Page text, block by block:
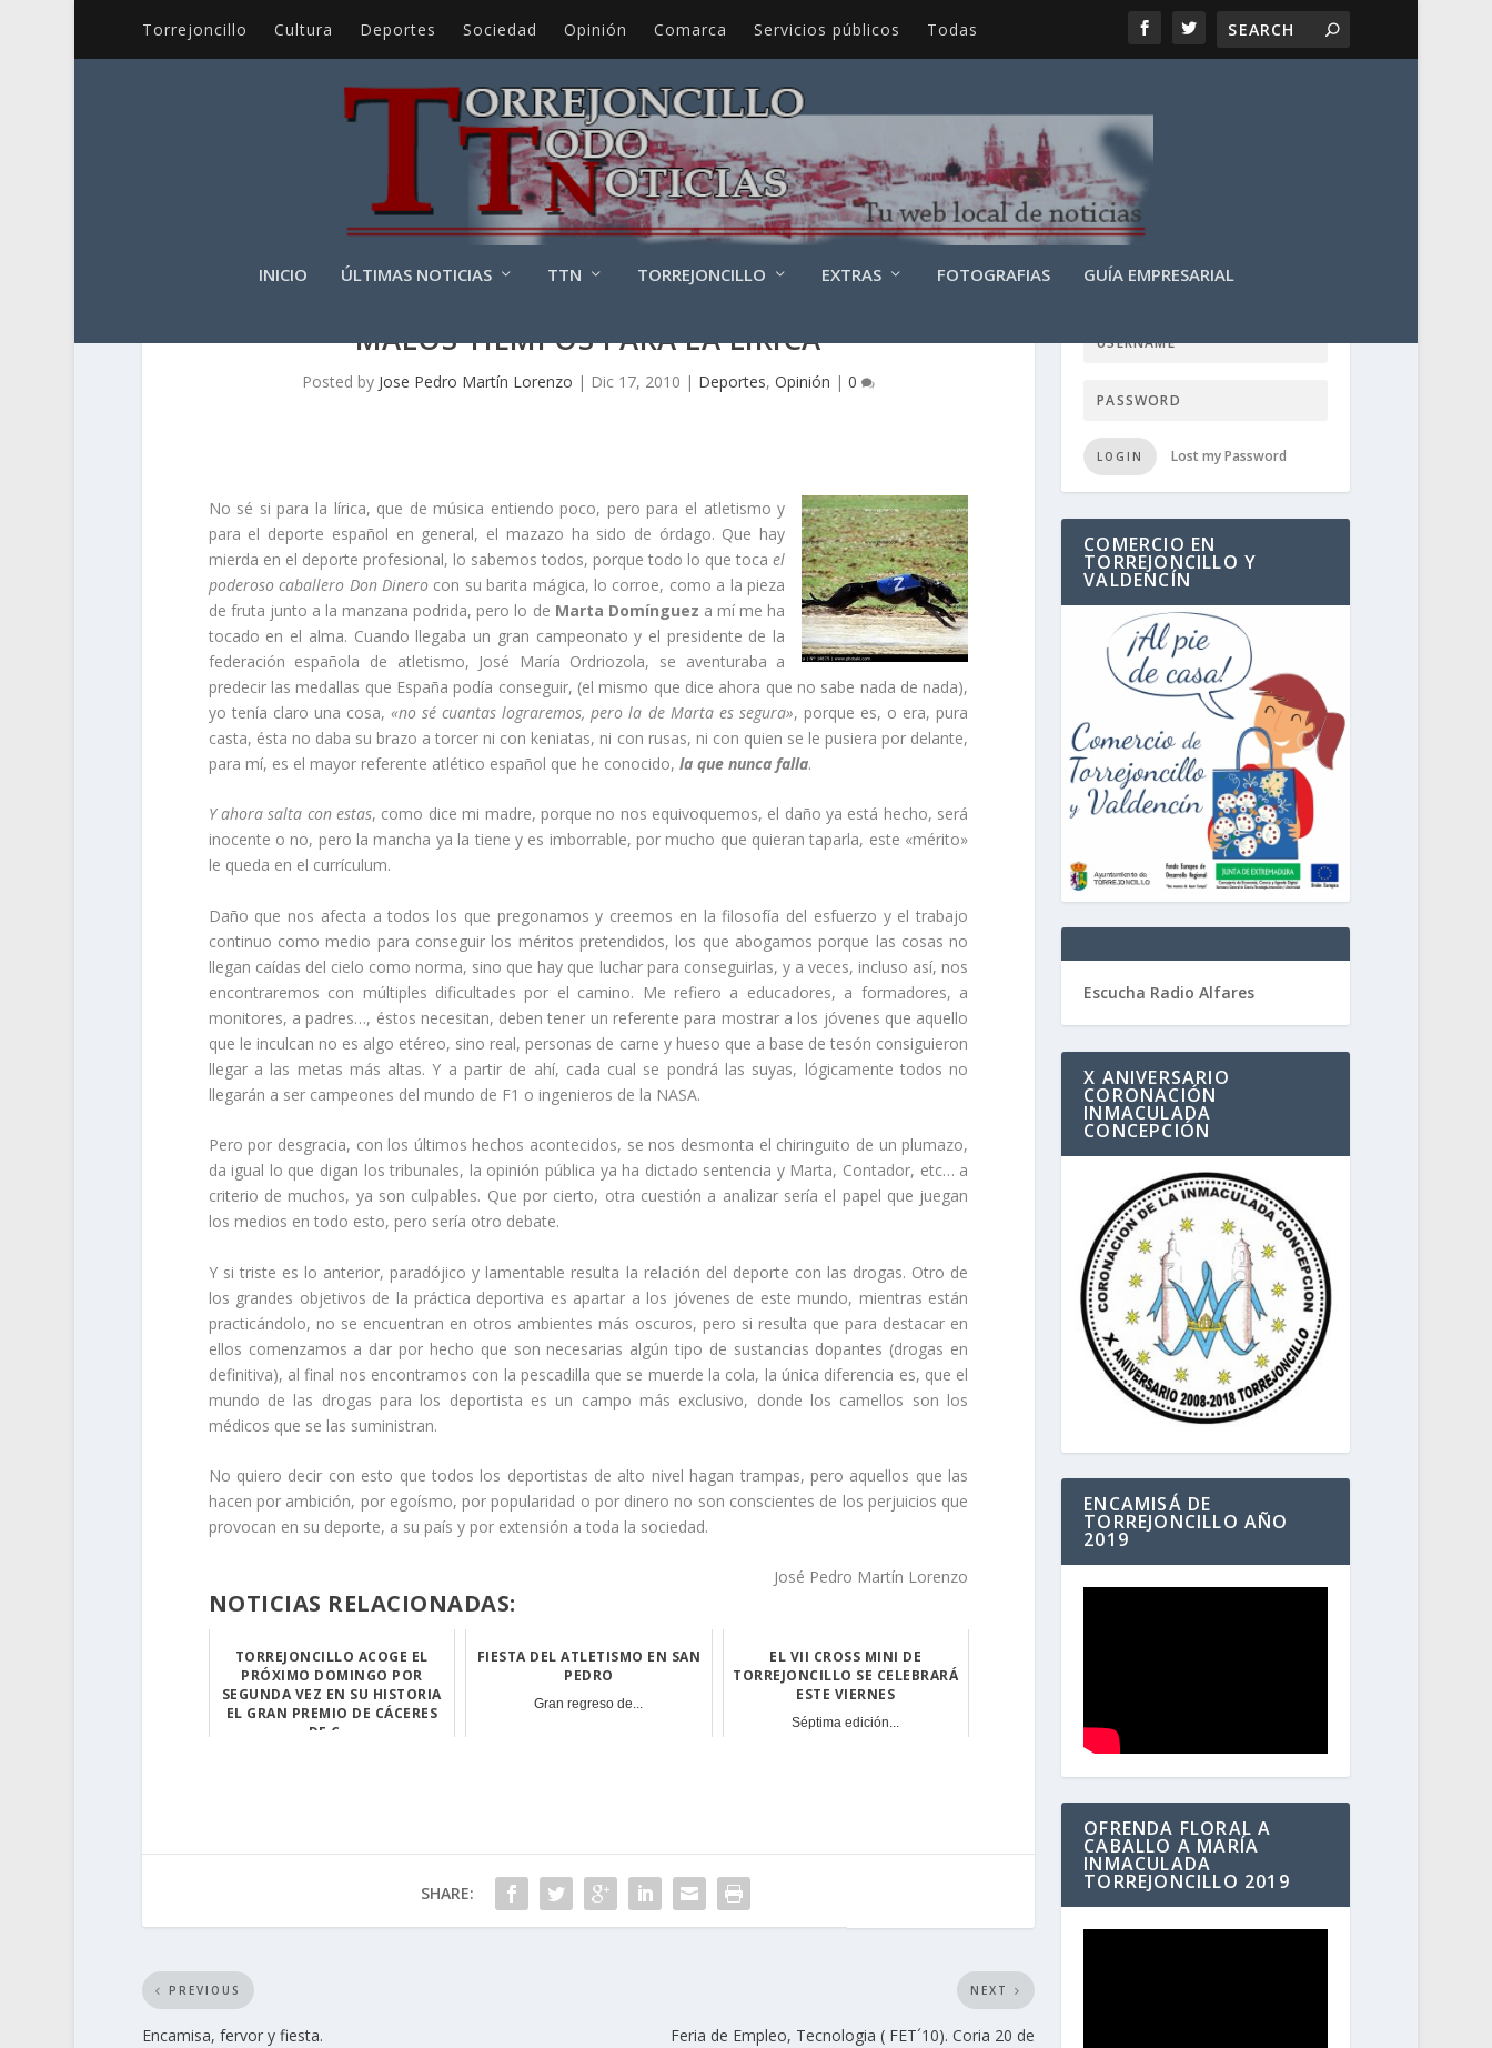
Torrejoncillo Cultura Deportes Sociedad Opinión Comarca Servicios públicos Todas
INICIO ÚLTIMAS NOTICIAS TTN TORREJONCILLO EXTRAS FOTOGRAFIAS GUÍA EMPRESARIAL
MALOS TIEMPOS PARA LA LÍRICA
Posted by Jose Pedro Martín Lorenzo | Dic 17, 2010 | Deportes, Opinión | 0
No sé si para la lírica, que de música entiendo poco, pero para el atletismo y
para el deporte español en general, el mazazo ha sido de órdago. Que hay
mierda en el deporte profesional, lo sabemos todos, porque todo lo que tocael
poderoso caballero Don Dinero con su barita mágica, lo corroe, como a la pieza
de fruta junto a la manzana podrida, pero lo de Marta Domínguez a mí me ha
tocado en el alma. Cuando llegaba un gran campeonato y el presidente de la
federación española de atletismo, José María Ordriozola, se aventuraba a
predecir las medallas que España podía conseguir, (el mismo que dice ahora que no sabe nada de nada),
yo tenía claro una cosa,«no sé cuantas lograremos, pero la de Marta es segura», porque es, o era, pura
casta, ésta no daba su brazo a torcer ni con keniatas, ni con rusas, ni con quien se le pusiera por delante,
para mí, es el mayor referente atlético español que he conocido, la que nunca falla.
Y ahora salta con estas, como dice mi madre, porque no nos equivoquemos, el daño ya está hecho, será
inocente o no, pero la mancha ya la tiene y es imborrable, por mucho que quieran taparla, este «mérito»
le queda en el currículum.
Daño que nos afecta a todos los que pregonamos y creemos en la filosofía del esfuerzo y el trabajo
continuo como medio para conseguir los méritos pretendidos, los que abogamos porque las cosas no
llegan caídas del cielo como norma, sino que hay que luchar para conseguirlas, y a veces, incluso así, nos
encontraremos con múltiples dificultades por el camino. Me refiero a educadores, a formadores, a
monitores, a padres…, éstos necesitan, deben tener un referente para mostrar a los jóvenes que aquello
que le inculcan no es algo etéreo, sino real, personas de carne y hueso que a base de tesón consiguieron
llegar a las metas más altas. Y a partir de ahí, cada cual se pondrá las suyas, lógicamente todos no
llegarán a ser campeones del mundo de F1 o ingenieros de la NASA.
Pero por desgracia, con los últimos hechos acontecidos, se nos desmonta el chiringuito de un plumazo,
da igual lo que digan los tribunales, la opinión pública ya ha dictado sentencia y Marta, Contador, etc… a
criterio de muchos, ya son culpables. Que por cierto, otra cuestión a analizar sería el papel que juegan
los medios en todo esto, pero sería otro debate.
Y si triste es lo anterior, paradójico y lamentable resulta la relación del deporte con las drogas. Otro de
los grandes objetivos de la práctica deportiva es apartar a los jóvenes de este mundo, mientras están
practicándolo, no se encuentran en otros ambientes más oscuros, pero si resulta que para destacar en
ellos comenzamos a dar por hecho que son necesarias algún tipo de sustancias dopantes (drogas en
definitiva), al final nos encontramos con la pescadilla que se muerde la cola, la única diferencia es, que el
mundo de las drogas para los deportista es un campo más exclusivo, donde los camellos son los
médicos que se las suministran.
No quiero decir con esto que todos los deportistas de alto nivel hagan trampas, pero aquellos que las
hacen por ambición, por egoísmo, por popularidad o por dinero no son conscientes de los perjuicios que
provocan en su deporte, a su país y por extensión a toda la sociedad.
José Pedro Martín Lorenzo
NOTICIAS RELACIONADAS:
TORREJONCILLO ACOGE EL
PRÓXIMO DOMINGO POR
SEGUNDA VEZ EN SU HISTORIA
EL GRAN PREMIO DE CÁCERES
DE C...
FIESTA DEL ATLETISMO EN SAN
PEDRO
Gran regreso de...
EL VII CROSS MINI DE
TORREJONCILLO SE CELEBRARÁ
ESTE VIERNES
Séptima edición...
SHARE:
PREVIOUS
Encamisa, fervor y fiesta.
NEXT
Feria de Empleo, Tecnologia ( FET´10). Coria 20 de
LOGIN USER TTN
LOGIN Lost my Password
COMERCIO EN
TORREJONCILLO Y
VALDENCÍN
Escucha Radio Alfares
X ANIVERSARIO
CORONACIÓN
INMACULADA
CONCEPCIÓN
ENCAMISÁ DE
TORREJONCILLO AÑO
2019
OFRENDA FLORAL A
CABALLO A MARÍA
INMACULADA
TORREJONCILLO 2019